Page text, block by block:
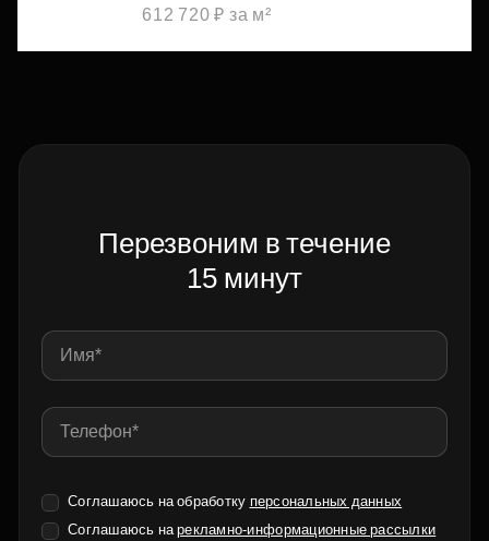
612 720 ₽ за м²
Перезвоним в течение
15 минут
Соглашаюсь на обработку персональных данных
Соглашаюсь нарекламно-информационные рассылки